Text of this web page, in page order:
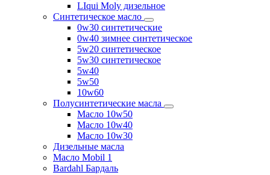
LIqui Moly дизельное
Синтетическое масло
0w30 синтетические
0w40 зимнее синтетическое
5w20 синтетическое
5w30 синтетическое
5w40
5w50
10w60
Полусинтетические масла
Масло 10w50
Масло 10w40
Масло 10w30
Дизельные масла
Масло Mobil 1
Bardahl Бардаль